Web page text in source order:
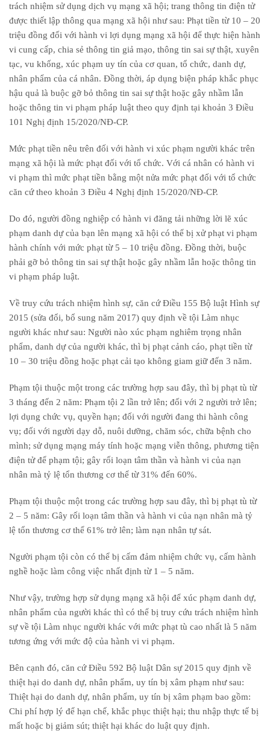
trách nhiệm sử dụng dịch vụ mạng xã hội; trang thông tin điện tử
được thiết lập thông qua mạng xã hội như sau: Phạt tiền từ 10 – 20
triệu đồng đối với hành vi lợi dụng mạng xã hội để thực hiện hành
vi cung cấp, chia sẻ thông tin giả mạo, thông tin sai sự thật, xuyên
tạc, vu khống, xúc phạm uy tín của cơ quan, tổ chức, danh dự,
nhân phẩm của cá nhân. Đồng thời, áp dụng biện pháp khắc phục
hậu quả là buộc gỡ bỏ thông tin sai sự thật hoặc gây nhầm lẫn
hoặc thông tin vi phạm pháp luật theo quy định tại khoản 3 Điều
101 Nghị định 15/2020/NĐ-CP.
Mức phạt tiền nêu trên đối với hành vi xúc phạm người khác trên
mạng xã hội là mức phạt đối với tổ chức. Với cá nhân có hành vi
vi phạm thì mức phạt tiền bằng một nửa mức phạt đối với tổ chức
căn cứ theo khoản 3 Điều 4 Nghị định 15/2020/NĐ-CP.
Do đó, người đồng nghiệp có hành vi đăng tải những lời lẽ xúc
phạm danh dự của bạn lên mạng xã hội có thể bị xử phạt vi phạm
hành chính với mức phạt từ 5 – 10 triệu đồng. Đồng thời, buộc
phải gỡ bỏ thông tin sai sự thật hoặc gây nhầm lẫn hoặc thông tin
vi phạm pháp luật.
Về truy cứu trách nhiệm hình sự, căn cứ Điều 155 Bộ luật Hình sự
2015 (sửa đổi, bổ sung năm 2017) quy định về tội Làm nhục
người khác như sau: Người nào xúc phạm nghiêm trọng nhân
phẩm, danh dự của người khác, thì bị phạt cảnh cáo, phạt tiền từ
10 – 30 triệu đồng hoặc phạt cải tạo không giam giữ đến 3 năm.
Phạm tội thuộc một trong các trường hợp sau đây, thì bị phạt tù từ
3 tháng đến 2 năm: Phạm tội 2 lần trở lên; đối với 2 người trở lên;
lợi dụng chức vụ, quyền hạn; đối với người đang thi hành công
vụ; đối với người dạy dỗ, nuôi dưỡng, chăm sóc, chữa bệnh cho
mình; sử dụng mạng máy tính hoặc mạng viễn thông, phương tiện
điện tử để phạm tội; gây rối loạn tâm thần và hành vi của nạn
nhân mà tỷ lệ tổn thương cơ thể từ 31% đến 60%.
Phạm tội thuộc một trong các trường hợp sau đây, thì bị phạt tù từ
2 – 5 năm: Gây rối loạn tâm thần và hành vi của nạn nhân mà tỷ
lệ tổn thương cơ thể 61% trở lên; làm nạn nhân tự sát.
Người phạm tội còn có thể bị cấm đảm nhiệm chức vụ, cấm hành
nghề hoặc làm công việc nhất định từ 1 – 5 năm.
Như vậy, trường hợp sử dụng mạng xã hội để xúc phạm danh dự,
nhân phẩm của người khác thì có thể bị truy cứu trách nhiệm hình
sự về tội Làm nhục người khác với mức phạt tù cao nhất là 5 năm
tương ứng với mức độ của hành vi vi phạm.
Bên cạnh đó, căn cứ Điều 592 Bộ luật Dân sự 2015 quy định về
thiệt hại do danh dự, nhân phẩm, uy tín bị xâm phạm như sau:
Thiệt hại do danh dự, nhân phẩm, uy tín bị xâm phạm bao gồm:
Chi phí hợp lý để hạn chế, khắc phục thiệt hại; thu nhập thực tế bị
mất hoặc bị giảm sút; thiệt hại khác do luật quy định.